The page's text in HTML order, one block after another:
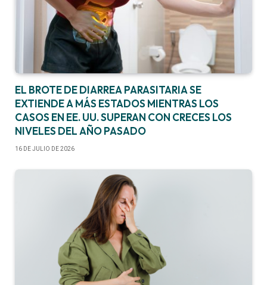
EL BROTE DE DIARREA PARASITARIA SE
EXTIENDE A MÁS ESTADOS MIENTRAS LOS
CASOS EN EE. UU. SUPERAN CON CRECES LOS
NIVELES DEL AÑO PASADO
16 DE JULIO DE 2026